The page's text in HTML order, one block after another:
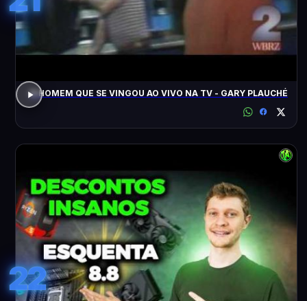
O HOMEM QUE SE VINGOU AO VIVO NA TV - GARY PLAUCHÉ
22